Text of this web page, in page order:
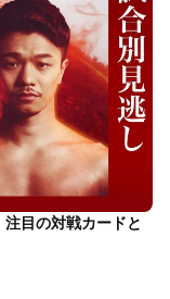
目の対戦カードと